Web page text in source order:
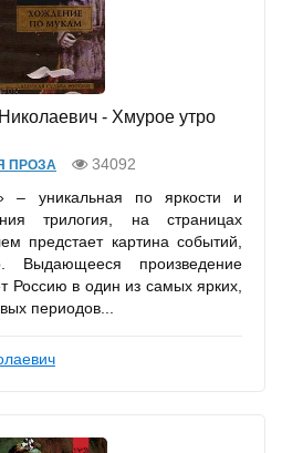
- Хмурое утро
ПРОЗА
34092
– уникальная по яркости и
трилогия, на страницах
предстает картина событий,
Выдающееся произведение
Россию в один из самых ярких,
периодов...